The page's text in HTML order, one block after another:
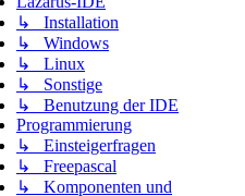
↳ Installation
↳ Windows
↳ Linux
↳ Sonstige
↳ Benutzung der IDE
Programmierung
↳ Einsteigerfragen
↳ Freepascal
↳ Komponenten und